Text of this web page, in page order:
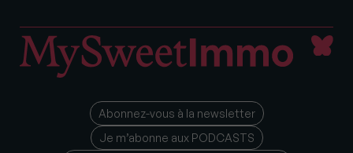
Abonnez-vous à la newsletter
Je m’abonne aux PODCASTS